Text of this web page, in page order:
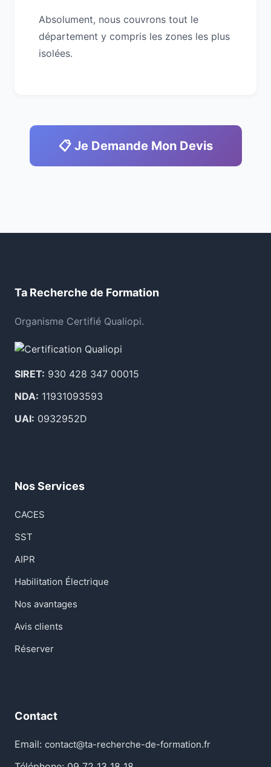
Absolument, nous couvrons tout le
département y compris les zones les plus
isolées.
📋 Je Demande Mon Devis
Ta Recherche de Formation
Organisme Certifié Qualiopi.
SIRET: 930 428 347 00015
NDA: 11931093593
UAI: 0932952D
Nos Services
CACES
SST
AIPR
Habilitation Électrique
Nos avantages
Avis clients
Réserver
Contact
Email: contact@ta-recherche-de-formation.fr